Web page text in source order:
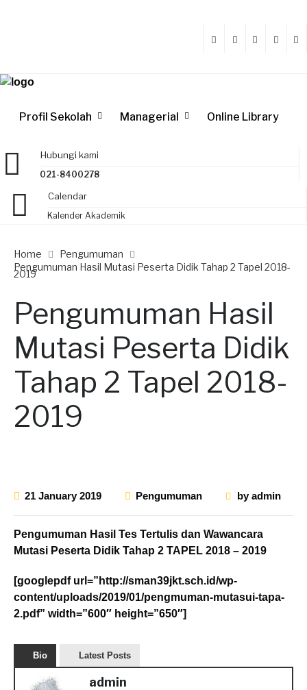
Profil Sekolah Managerial Online Library
Hubungi kami
021-8400278
Calendar
Kalender Akademik
Home
Pengumuman
Pengumuman Hasil Mutasi Peserta Didik Tahap 2 Tapel 2018-
2019
Pengumuman Hasil
Mutasi Peserta Didik
Tahap 2 Tapel 2018-
2019
21 January 2019 Pengumuman byadmin
Pengumuman Hasil Tes Tertulis dan Wawancara
Mutasi Peserta Didik Tahap 2 TAPEL 2018 – 2019
[googlepdf url=”http://sman39jkt.sch.id/wp-
content/uploads/2019/01/pengmuman-mutasui-tapa-
2.pdf” width=”600″ height=”650″]
Bio Latest Posts
admin